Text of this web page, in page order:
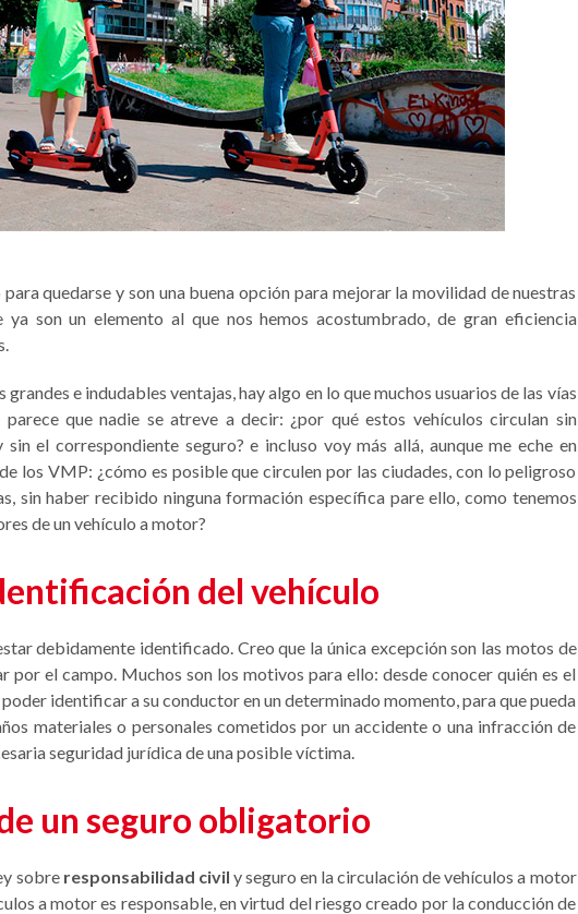
quedarse y son una buena opción para mejorar la movilidad de nuestras
ya son un elemento al que nos hemos acostumbrado, de gran eficiencia
grandes e indudables ventajas, hay algo en lo que muchos usuarios de las vías
parece que nadie se atreve a decir: ¿por qué estos vehículos circulan sin
el correspondiente seguro? e incluso voy más allá, aunque me eche en
los VMP: ¿cómo es posible que circulen por las ciudades, con lo peligroso
sin haber recibido ninguna formación específica pare ello, como tenemos
de un vehículo a motor?
del vehículo
debidamente identificado. Creo que la única excepción son las motos de
por el campo. Muchos son los motivos para ello: desde conocer quién es el
identificar a su conductor en un determinado momento, para que pueda
materiales o personales cometidos por un accidente o una infracción de
seguridad jurídica de una posible víctima.
un seguro obligatorio
sobre responsabilidad civil y seguro en la circulación de vehículos a motor
a motor es responsable, en virtud del riesgo creado por la conducción de